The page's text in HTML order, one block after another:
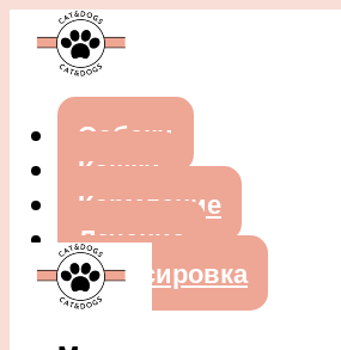
Собаки
Кошки
Кормление
Лечение
Дрессировка